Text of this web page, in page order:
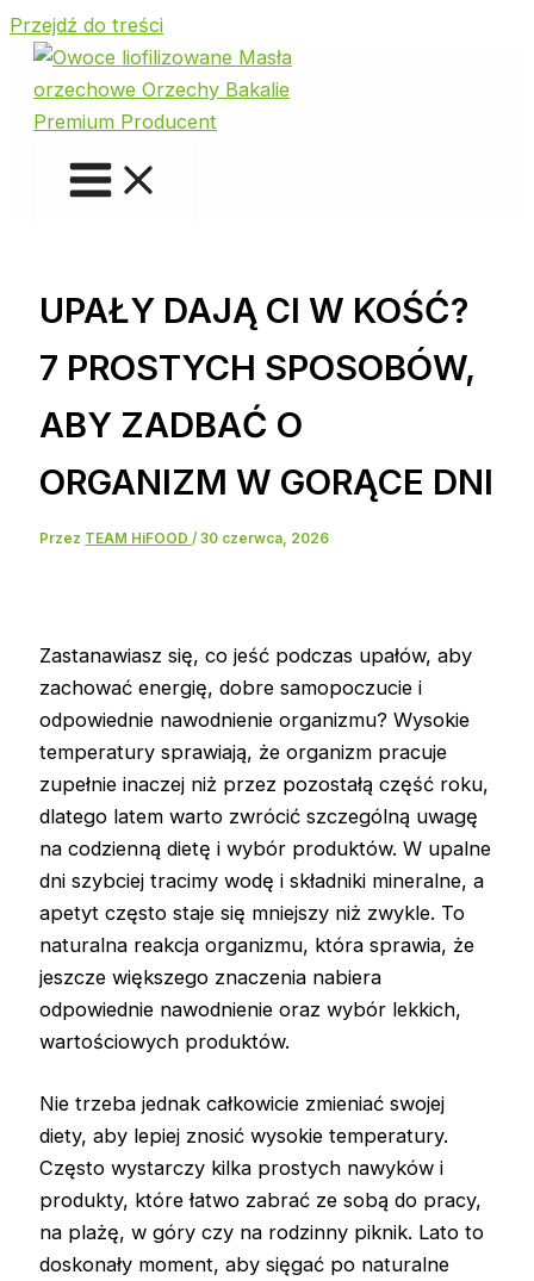
Przejdź do treści
UPAŁY DAJĄ CI W KOŚĆ?
7 PROSTYCH SPOSOBÓW,
ABY ZADBAĆ O
ORGANIZM W GORĄCE DNI
Przez TEAM HiFOOD/30 czerwca, 2026
Zastanawiasz się, co jeść podczas upałów, aby
zachować energię, dobre samopoczucie i
odpowiednie nawodnienie organizmu? Wysokie
temperatury sprawiają, że organizm pracuje
zupełnie inaczej niż przez pozostałą część roku,
dlatego latem warto zwrócić szczególną uwagę
na codzienną dietę i wybór produktów. W upalne
dni szybciej tracimy wodę i składniki mineralne, a
apetyt często staje się mniejszy niż zwykle. To
naturalna reakcja organizmu, która sprawia, że
jeszcze większego znaczenia nabiera
odpowiednie nawodnienie oraz wybór lekkich,
wartościowych produktów.
Nie trzeba jednak całkowicie zmieniać swojej
diety, aby lepiej znosić wysokie temperatury.
Często wystarczy kilka prostych nawyków i
produkty, które łatwo zabrać ze sobą do pracy,
na plażę, w góry czy na rodzinny piknik. Lato to
doskonały moment, aby sięgać po naturalne